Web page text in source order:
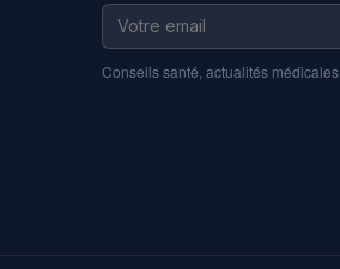
Conseils santé, actualités médicales